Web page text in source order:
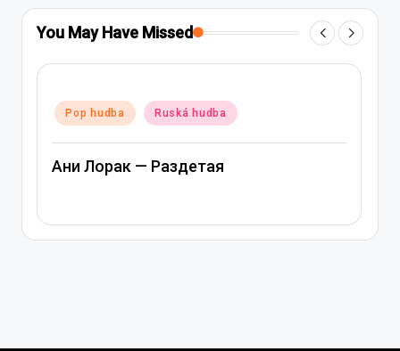
You May Have Missed
Posted
in
Pop hudba Ruská hudba
Ани Лорак — Раздетая